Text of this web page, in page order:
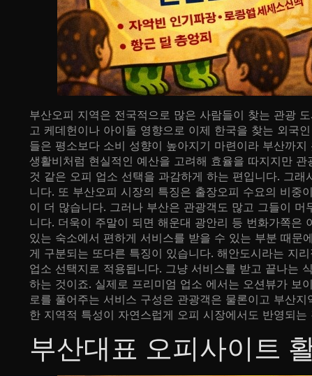
부산오피 지역은 전국적으로 많은 사람들이 찾는 관광
고 케데헌이나 아이돌 영향으로 이제 한국을 찾는 외국
들은 평소보다 소비 성향이 높아지기 마련이라 부산까
생활비처럼 현실적인 예산을 고려해 효율을 따지지만
것 같은 오피 업소 선택을 과감하게 하는 편입니다. 그
니다. 또 부산오피 시장의 특징은 출장오피 수요의 비중
이 더 많습니다. 그러나 부산은 관광객도 많고 그들이
니다. 더욱이 주말이 되면 해운대 광안리 등 번화가쪽은
있는 숙소에서 편하게 서비스를 받을 수 있는 부분 때문
게 구분되는 또다른 특징이 있습니다. 해안도시라는 지
업소 선택지로 적용됩니다. 그냥 서비스를 받고 끝나는
하는 것이죠. 실제로 프리미엄 업소 에서는 오션뷰가 보
로를 풀어주는 서비스 구성은 관광객은 물론이고 부산
한 지역적 특성이 자연스럽게 오피 시장에서도 반영되는
부산대표 오피사이트